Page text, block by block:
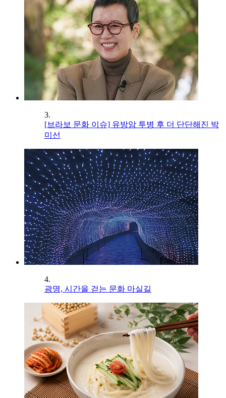
3.
[브라보 문화 이슈] 유방암 투병 후 더 단단해진 박
미선
4.
광명, 시간을 걷는 문화 마실길